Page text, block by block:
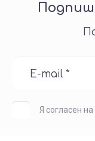
Я согласен